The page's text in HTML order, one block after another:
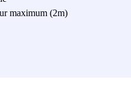
maximum (2m)